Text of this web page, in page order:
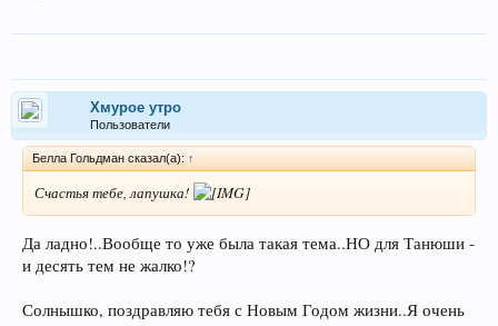
Хмурое утро
Пользователи
Беллa Гольдман сказал(а): ↑
Счастья тебе, лапушка!
Да ладно!..Вообще то уже была такая тема..НО для Танюши -
и десять тем не жалко!?
Солнышко, поздравляю тебя с Новым Годом жизни..Я очень